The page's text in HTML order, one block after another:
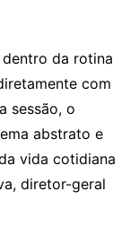
da rotina
com
sessão, o
abstrato e
vida cotidiana
diretor-geral